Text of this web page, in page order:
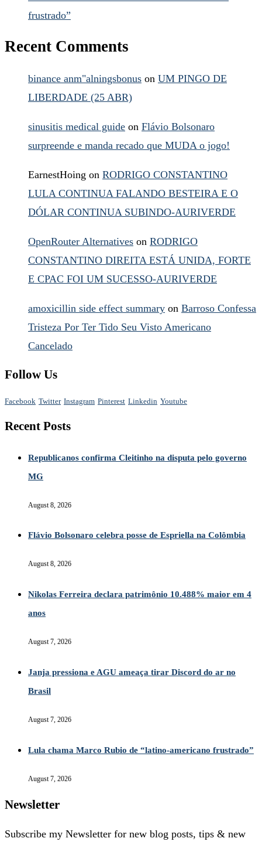
frustrado”
Recent Comments
binance anm"alningsbonus on UM PINGO DE
LIBERDADE (25 ABR)
sinusitis medical guide on Flávio Bolsonaro
surpreende e manda recado que MUDA o jogo!
EarnestHoing on RODRIGO CONSTANTINO
LULA CONTINUA FALANDO BESTEIRA E O
DÓLAR CONTINUA SUBINDO-AURIVERDE
OpenRouter Alternatives on RODRIGO
CONSTANTINO DIREITA ESTÁ UNIDA, FORTE
E CPAC FOI UM SUCESSO-AURIVERDE
amoxicillin side effect summary on Barroso Confessa
Tristeza Por Ter Tido Seu Visto Americano
Cancelado
Follow Us
Facebook Twitter Instagram Pinterest Linkedin Youtube
Recent Posts
Republicanos confirma Cleitinho na disputa pelo governo
MG
August 8, 2026
Flávio Bolsonaro celebra posse de Espriella na Colômbia
August 8, 2026
Nikolas Ferreira declara patrimônio 10.488% maior em 4
anos
August 7, 2026
Janja pressiona e AGU ameaça tirar Discord do ar no
Brasil
August 7, 2026
Lula chama Marco Rubio de “latino-americano frustrado”
August 7, 2026
Newsletter
Subscribe my Newsletter for new blog posts, tips & new